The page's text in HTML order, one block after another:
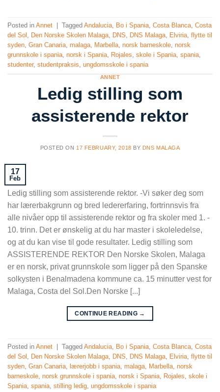
Posted in Annet Tagged Andalucia, Bo i Spania, Costa Blanca, Costa
del Sol , Den Norske Skolen Malaga, DNS, DNS Malaga, Elviria, flytte til
syden, Gran Canaria, malaga, Marbella, norsk barneskole, norsk
grunnskole i spania, norsk i Spania, Rojales, skole i Spania, spania,
studenter, studentpraksis, ungdomsskole i spania
ANNET
Ledig stilling som
assisterende rektor
POSTED ON 17 FEBRUARY, 2018 BY DNS MALAGA
17
Feb
Ledig stilling som assisterende rektor. -Vi søker deg som
har lærerbakgrunn og bred ledererfaring, fortrinnsvis fra
alle nivåer opp til assisterende rektor og fra skoler med 1. -
10. trinn. Det er ønskelig at du har master i skoleledelse,
og at du kan vise til gode resultater. Ledig stilling som
ASSISTERENDE REKTOR Den Norske Skolen, Malaga
er en norsk, privat grunnskole som ligger på den Spanske
solkysten i Benalmadena kommune ca. 15 minutter vest for
Malaga, Costa del Sol.Den Norske [...]
CONTINUE READING →
Posted in Annet Tagged Andalucia, Bo i Spania, Costa Blanca, Costa
del Sol , Den Norske Skolen Malaga, DNS, DNS Malaga, Elviria, flytte til
syden, Gran Canaria, lærerjobb i spania, malaga, Marbella, norsk
barneskole, norsk grunnskole i spania, norsk i Spania, Rojales, skole i
Spania, spania, stilling ledig, ungdomsskole i spania